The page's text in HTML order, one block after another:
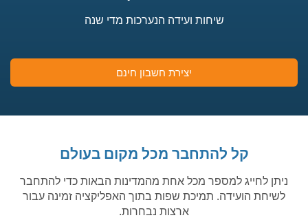
שיחות ועידה הנערכות מדי שנה
יצירת חשבון חינם
קל להתחבר מכל מקום בעולם
ניתן לחייג למספר מכל אחת מהמדינות הבאות כדי להתחבר
לשיחת הועידה. תמיכת שפות בתוך האפליקציה זמינה עבור
ארצות נבחרות.